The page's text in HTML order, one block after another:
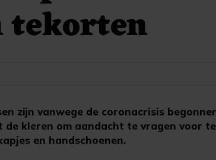
tekorten
zijn vanwege de coronacrisis
kleren om aandacht te vragen voor
en handschoenen.